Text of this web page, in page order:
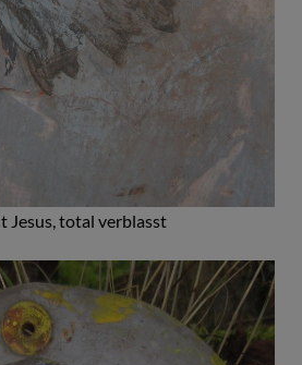
Jesus, total verblasst